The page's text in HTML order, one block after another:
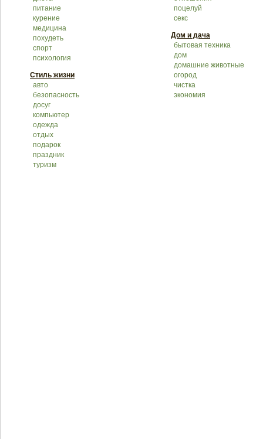
питание
курение
медицина
похудеть
спорт
психология
Стиль жизни
авто
безопасность
досуг
компьютер
одежда
отдых
подарок
праздник
туризм
поцелуй
секс
Дом и дача
бытовая техника
дом
домашние животные
огород
чистка
экономия